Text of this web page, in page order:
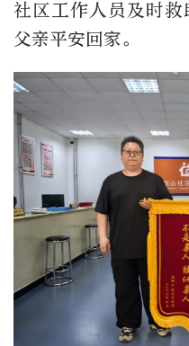
社区工作人员及时
父亲平安回家。